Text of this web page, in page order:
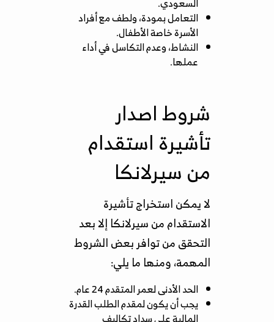
التعامل بمودة، ولطف مع أفراد
الأسرة خاصة الأطفال.
النشاط، وعدم التكاسل في أداء
عملها.
شروط اصدار
تأشيرة استقدام
من سيرلانكا
لا يمكن استخراج تأشيرة
الاستقدام من سيرلانكا إلا بعد
التحقق من توافر بعض الشروط
المهمة، ومنها ما يلي:
الحد الأدنى لعمر المتقدم 24 عام.
يجب أن يكون لمقدم الطلب القدرة
المالية على سداد تكاليف